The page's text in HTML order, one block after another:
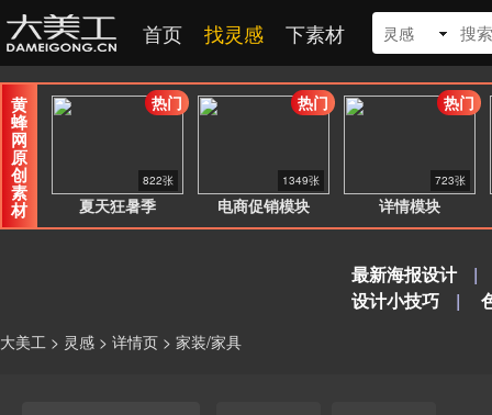
首页 找灵感 下素材 灵感
黄
蜂
网
原
创
素
材 夏天狂暑季
822张
热门
电商促销模块
1349张
热门
详情模块
723张
热门
最新海报设计
|
设计小技巧
|
大美工 > 灵感 > 详情页 > 家装/家具